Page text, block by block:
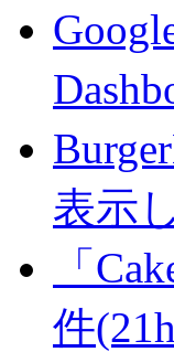
表示
「
件